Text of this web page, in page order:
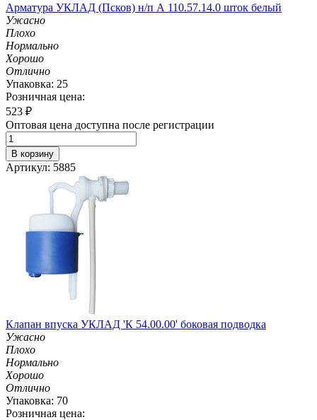
Арматура УКЛАД (Псков) н/п А 110.57.14.0 шток белый
Ужасно
Плохо
Нормально
Хорошо
Отлично
Упаковка: 25
Розничная цена:
523 ₽
Оптовая цена доступна после регистрации
В корзину
Артикул: 5885
Клапан впуска УКЛАД 'К 54.00.00' боковая подводка
Ужасно
Плохо
Нормально
Хорошо
Отлично
Упаковка: 70
Розничная цена: